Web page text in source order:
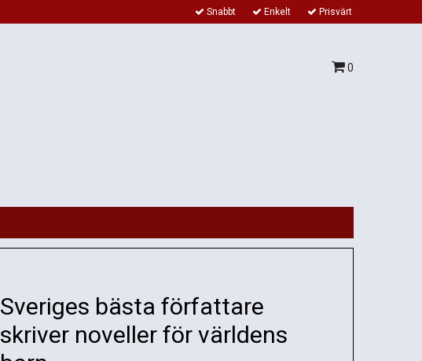
Snabbt Enkelt Prisvärt
0
Sveriges bästa författare
skriver noveller för världens